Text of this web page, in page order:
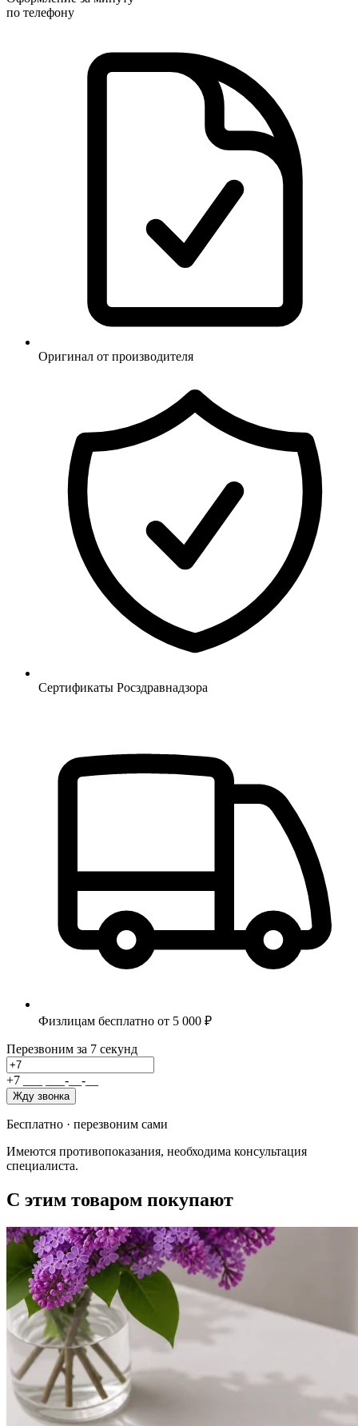
по телефону
Оригинал от производителя
Сертификаты Росздравнадзора
Физлицам бесплатно от 5 000 ₽
Перезвоним за 7 секунд
+7 - -
Жду звонка
Бесплатно · перезвоним сами
Имеются противопоказания, необходима консультация
специалиста.
С этим товаром покупают